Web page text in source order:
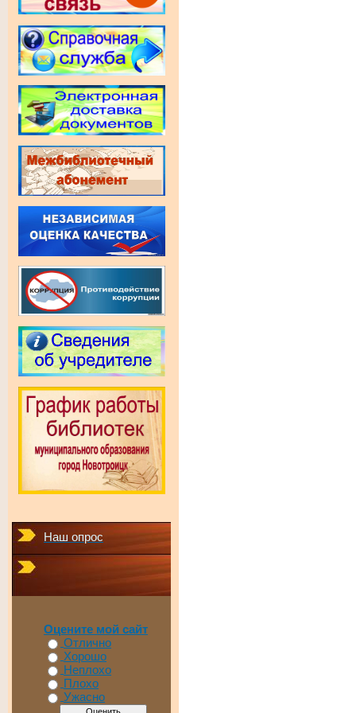
Наш опрос
Оцените мой сайт
Отлично
Хорошо
Неплохо
Плохо
Ужасно